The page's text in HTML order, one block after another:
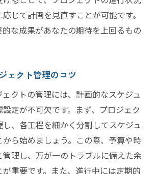
じて計画を見直すことが可能です。
的な成果があなたの期待を上回るもの
ェクト管理のコツ
クトの管理には、計画的なスケジュ
定が不可欠です。まず、プロジェク
し、各工程を細かく分割してスケジュ
ら始めましょう。この際、予算や時
理し、万が一のトラブルに備えた余
重要です。また、進行中には定期的